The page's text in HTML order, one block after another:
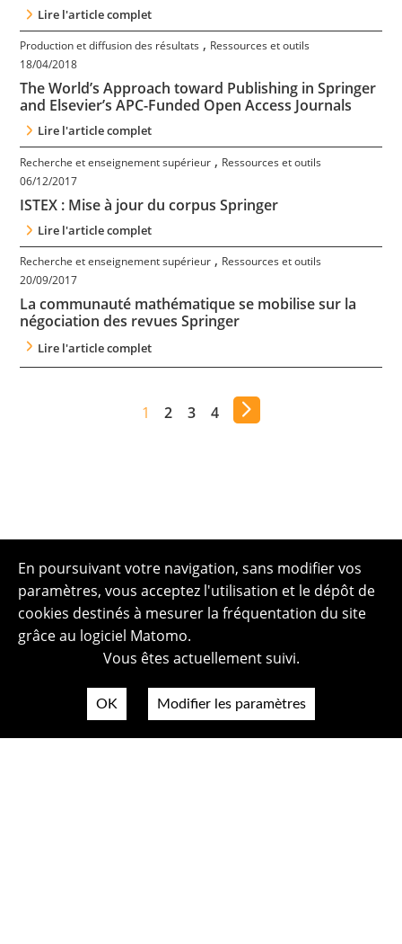
Lire l'article complet
Production et diffusion des résultats , Ressources et outils
18/04/2018
The World’s Approach toward Publishing in Springer
and Elsevier’s APC-Funded Open Access Journals
Lire l'article complet
Recherche et enseignement supérieur , Ressources et outils
06/12/2017
ISTEX : Mise à jour du corpus Springer
Lire l'article complet
Recherche et enseignement supérieur , Ressources et outils
20/09/2017
La communauté mathématique se mobilise sur la
négociation des revues Springer
Lire l'article complet
1 2 3 4
En poursuivant votre navigation, sans modifier vos
paramètres, vous acceptez l'utilisation et le dépôt de
cookies destinés à mesurer la fréquentation du site
grâce au logiciel Matomo.
Vous êtes actuellement suivi.
OK Modifier les paramètres